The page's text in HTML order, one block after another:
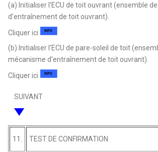
(a) Initialiser l'ECU de toit ouvrant (ensemble
d'entraînement de toit ouvrant).
Cliquer ici
(b) Initialiser l'ECU de pare-soleil de toit
mécanisme d'entraînement de toit ouvrant).
Cliquer ici
SUIVANT
11. TEST DE CONFIRMATION